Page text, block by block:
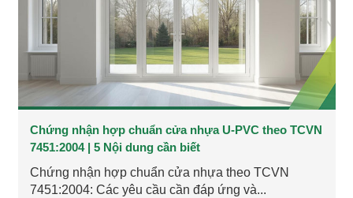
Chứng nhận hợp chuẩn cửa nhựa U-PVC theo TCVN
7451:2004 | 5 Nội dung cần biết
Chứng nhận hợp chuẩn cửa nhựa theo TCVN
7451:2004: Các yêu cầu cần đáp ứng và...